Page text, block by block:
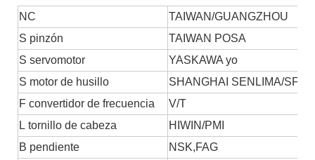
NC
TAIWAN/GUANGZHOU
S pinzón
TAIWAN POSA
S servomotor YASKAWA yo
S motor de husillo
SHANGHAI SENLIMA/SFC
F convertidor de frecuencia
V/T
L tornillo de cabeza
HIWIN/PMI
B pendiente
NSK,FAG